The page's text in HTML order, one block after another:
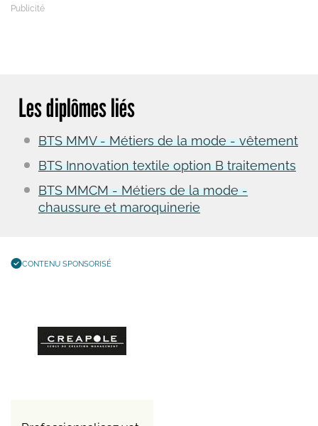
Les diplômes liés
BTS MMV - Métiers de la mode - vêtement
BTS Innovation textile option B traitements
BTS MMCM - Métiers de la mode -
chaussure et maroquinerie
CONTENU SPONSORISÉ